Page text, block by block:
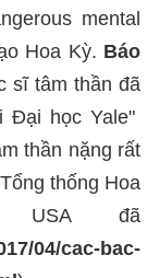
mental
Hoa Kỳ. Báo
sĩ tâm thần đã
Đại học Yale"
thần nặng rất
thống Hoa
USA đã
04/cac-bac-